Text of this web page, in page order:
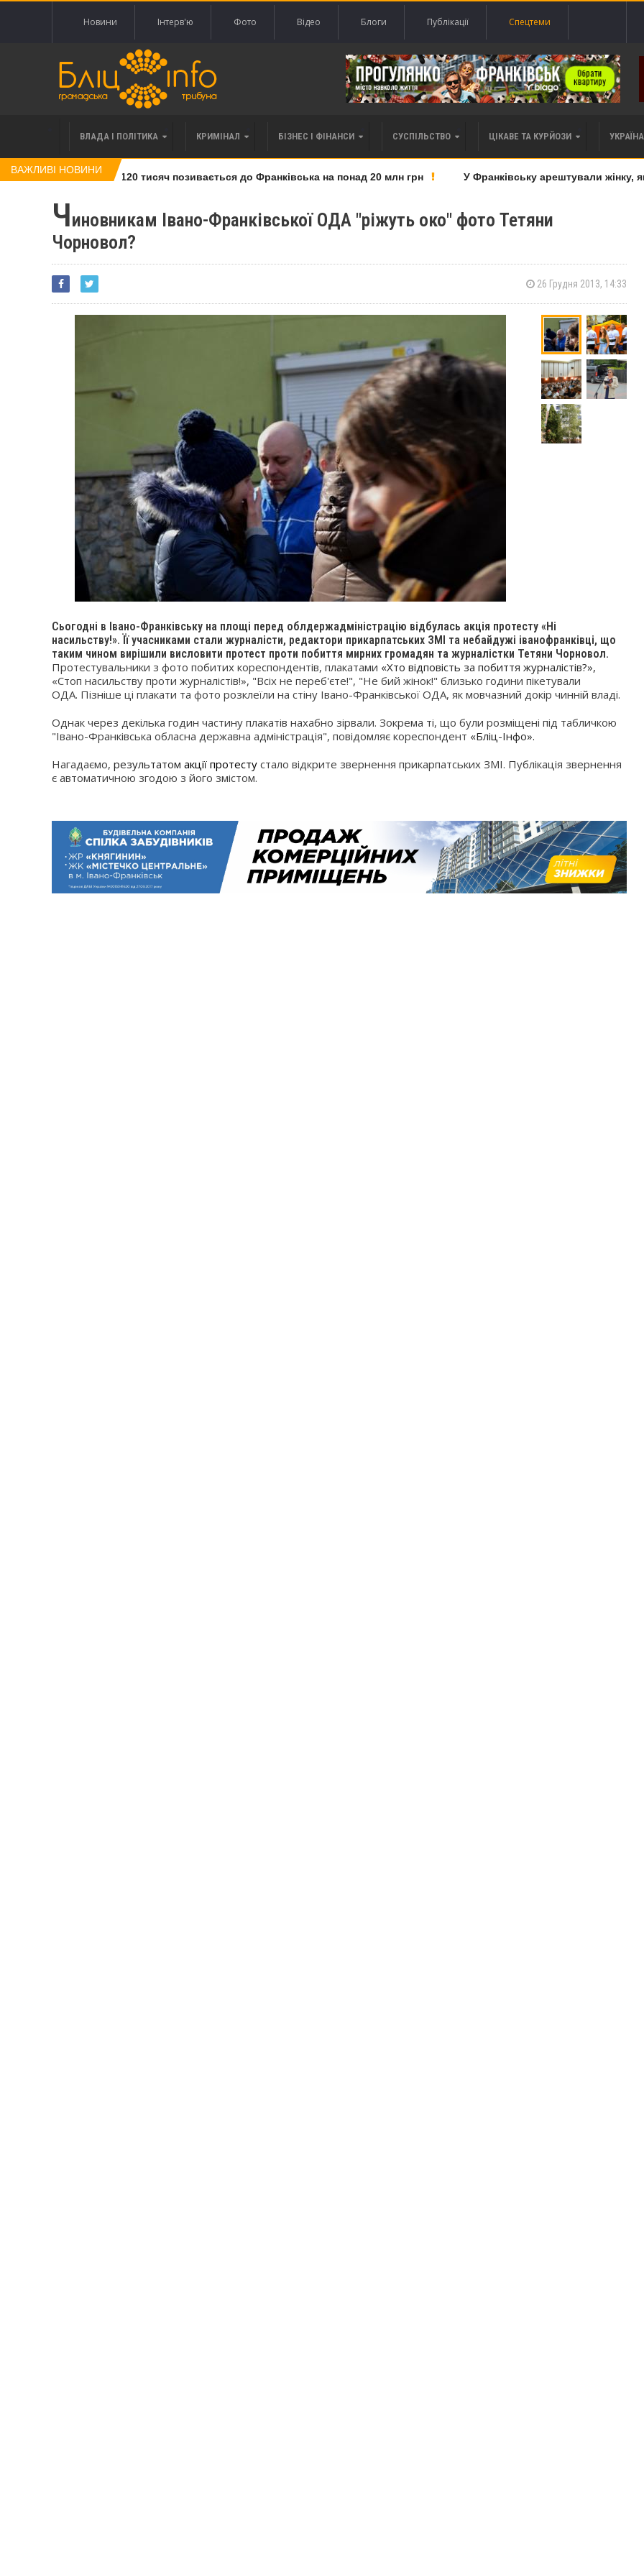
Новини Інтерв'ю Фото Відео Блоги Публікації Спецтеми
ВЛАДА І ПОЛІТИКА КРИМІНАЛ БІЗНЕС І ФІНАНСИ СУСПІЛЬСТВО ЦІКАВЕ ТА КУРЙОЗИ
ВАЖЛИВІ НОВИНИ
права вимоги за 120 тисяч позивається до Франківська на понад 20 млн грн У Франківську арештували жінку,
Чиновникам Івано-Франківської ОДА "ріжуть око" фото Тетяни
Чорновол?
26 Грудня 2013, 14:33
Сьогодні в Івано-Франківську на площі перед облдержадміністрацію відбулась акція протесту «Ні
насильству!». Її учасниками стали журналісти, редактори прикарпатських ЗМІ та небайдужі іванофранківці, що
таким чином вирішили висловити протест проти побиття мирних громадян та журналістки Тетяни Чорновол.
Протестувальники з фото побитих кореспондентів, плакатами «Хто відповість за побиття журналістів?»,
«Стоп насильству проти журналістів!», "Всіх не переб'єте!", "Не бий жінок!" близько години пікетували
ОДА. Пізніше ці плакати та фото розклеїли на стіну Івано-Франківської ОДА, як мовчазний докір чинній владі.
Однак через декілька годин частину плакатів нахабно зірвали. Зокрема ті, що були розміщені під табличкою
"Івано-Франківська обласна державна адміністрація", повідомляє кореспондент «Бліц-Інфо».
Нагадаємо, результатом акції протесту стало відкрите звернення прикарпатських ЗМІ. Публікація звернення
є автоматичною згодою з його змістом.